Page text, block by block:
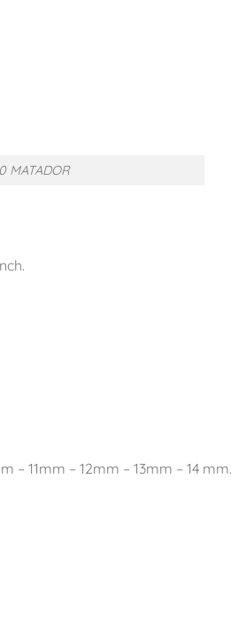
MATADOR
– 11mm – 12mm – 13mm – 14 mm.